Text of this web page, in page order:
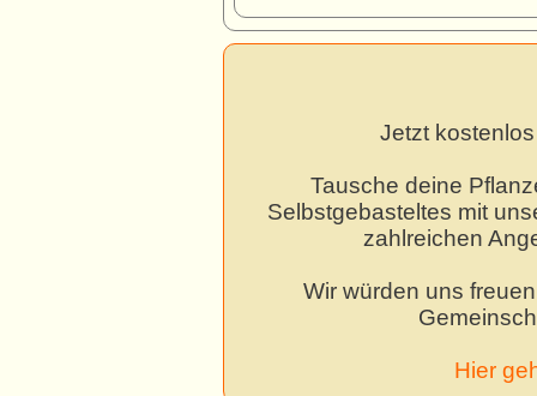
Jetzt
Tausche deine
Selbstgebasteltes mit
zahlreichen
Wir würden uns
Hier